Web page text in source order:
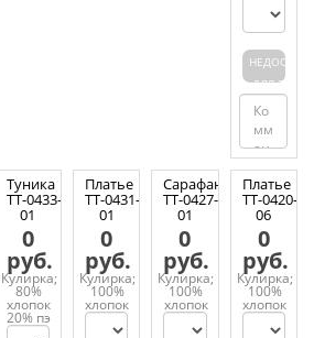
ДЛЯ
Туника
ТТ-0433-
01
0
руб.
Кулирка;
80%
хлопок
20% пэ
Платье
ТТ-0431-
01
0
руб.
Кулирка;
100%
хлопок
Сарафан
ТТ-0427-
01
0
руб.
Кулирка;
100%
хлопок
Платье
ТТ-0420-
06
0
руб.
Кулирка;
100%
хлопок